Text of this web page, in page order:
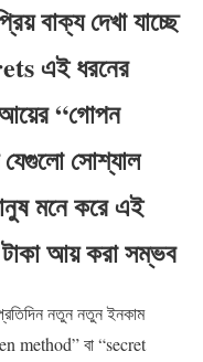
বাক্য দেখা যাচ্ছে
এই ধরনের
“গোপন
সোশ্যাল
মনে করে এই
আয় করা সম্ভব
নতুন নতুন ইনকাম
method” বা “secret